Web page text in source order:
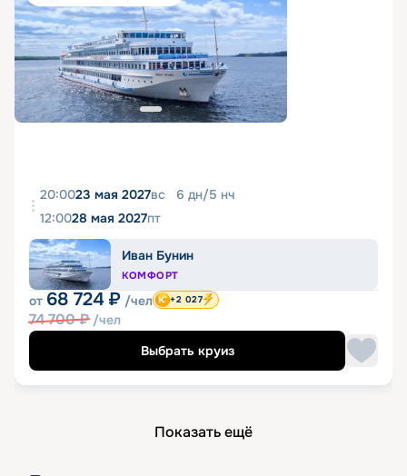
20:0023 мая 2027вс 6 дн/5 нч
12:0028 мая 2027пт
Иван Бунин
КОМФОРТ
от 68 724 ₽ /чел
74 700₽ /чел
+2 027
Выбрать круиз
Показать ещё